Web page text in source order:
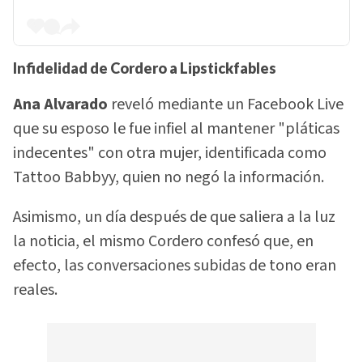
Infidelidad de Cordero a Lipstickfables
Ana Alvarado reveló mediante un Facebook Live
que su esposo le fue infiel al mantener "pláticas
indecentes" con otra mujer, identificada como
Tattoo Babbyy, quien no negó la información.
Asimismo, un día después de que saliera a la luz
la noticia, el mismo Cordero confesó que, en
efecto, las conversaciones subidas de tono eran
reales.